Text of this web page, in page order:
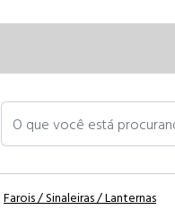
O que você está procurando?
Farois / Sinaleiras / Lanternas